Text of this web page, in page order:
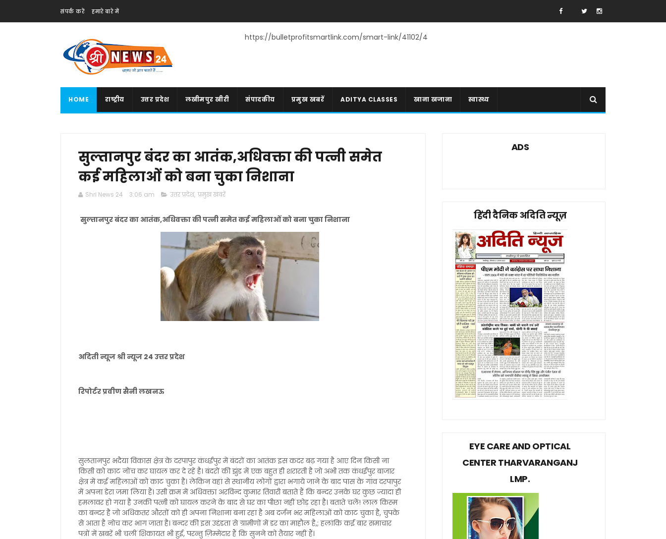
संपर्क करें हमारे बारे में
https://bulletprofitsmartlink.com/smart-link/41102/4
HOME राष्ट्रीय उत्तर प्रदेश लखीमपुर खीरी संपादकीय प्रमुख खबरें ADITYA CLASSES खाना खजाना स्वास्थ्य
सुल्तानपुर बंदर का आतंक,अधिवक्ता की पत्नी समेत
कई महिलाओं को बना चुका निशाना
Shri News 24 3:06 am उत्तर प्रदेश, प्रमुख खबरें
सुल्तानपुर बंदर का आतंक,अधिवक्ता की पत्नी समेत कई महिलाओं को बना चुका निशाना
अदिती न्यूज श्री न्यूज 24 उत्तर प्रदेश
रिपोर्टर प्रवीण सैनी लखनऊ
सुलतानपुर भदैया विकास क्षेत्र के दरपापुर कंधईपुर में बंदरों का आतंक इस कदर बढ़ गया है आए दिन किसी ना
किसी को काट नोंच कर घायल कर दे रहें है। बंदरों की झुंड में एक बहुत ही शरारती है जो अभी तक कंधईपुर बाजार
क्षेत्र में कई महिलाओं को काट चुका है। लेकिन वहां से स्थानीय लोगों द्वारा भगाये जाने के बाद पास के गांव दरपापुर
में अपना डेरा जमा लिया हैं। उसी क्रम में अधिवक्ता अरविन्द कुमार तिवारी बताते हैं कि बन्दर उनके घर कुछ ज्यादा ही
हमलावर हो गया है उनकी पत्नी को घायल करने के बाद से घर का पीछा नहीं छोड़ रहा है। बताते चलें! लाल किस्म
का बन्दर है जो अधिकतर औरतों को ही अपना निशाना बना रहा है अब दर्जन भर महिलाओं को काट चुका है, चुपके
से आता है नोच कर भाग जाता है। बन्दर की इस उद्दंडता से ग्रामीणों में डर का माहौल है,; हलांकि कई बार समाचार
पत्रों में खबरें भी चलीं शिकायत भी हुई, परन्तु ज़िम्मेदार हैं कि सुनने को तैयार नहीं हैं।
ADS
हिंदी दैनिक अदिति न्यूज़
EYE CARE AND OPTICAL
CENTER THARVARANGANJ
LMP.